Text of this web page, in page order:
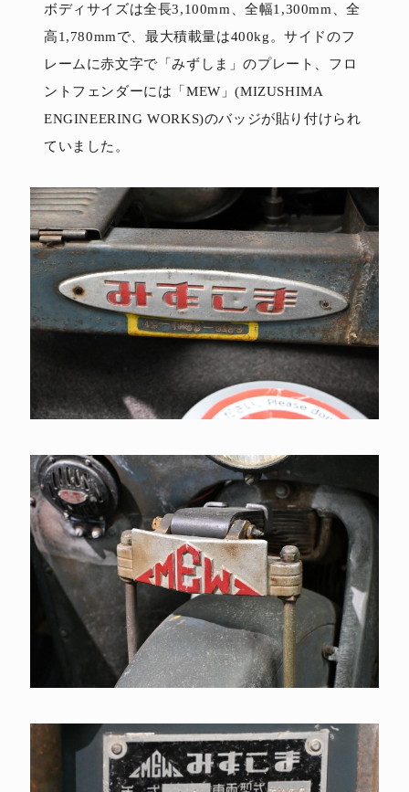
ボディサイズは全長3,100mm、全幅1,300mm、全
高1,780mmで、最大積載量は400kg。サイドのフ
レームに赤文字で「みずしま」のプレート、フロ
ントフェンダーには「MEW」(MIZUSHIMA
ENGINEERING WORKS)のバッジが貼り付けられ
ていました。